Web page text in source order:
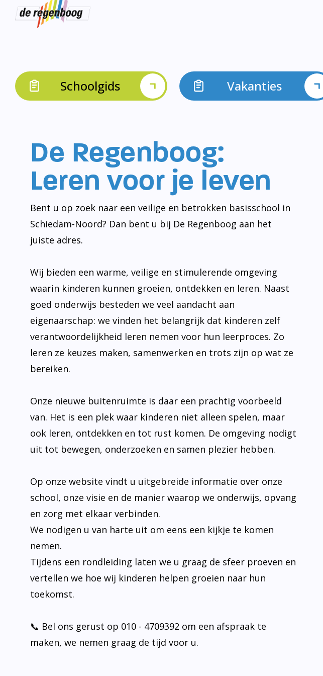
Schoolgids Vakanties
De Regenboog:
Leren voor je leven
Bent u op zoek naar een veilige en betrokken basisschool in
Schiedam-Noord? Dan bent u bij De Regenboog aan het
juiste adres.
Wij bieden een warme, veilige en stimulerende omgeving
waarin kinderen kunnen groeien, ontdekken en leren. Naast
goed onderwijs besteden we veel aandacht aan
eigenaarschap: we vinden het belangrijk dat kinderen zelf
verantwoordelijkheid leren nemen voor hun leerproces. Zo
leren ze keuzes maken, samenwerken en trots zijn op wat ze
bereiken.
Onze nieuwe buitenruimte is daar een prachtig voorbeeld
van. Het is een plek waar kinderen niet alleen spelen, maar
ook leren, ontdekken en tot rust komen. De omgeving nodigt
uit tot bewegen, onderzoeken en samen plezier hebben.
Op onze website vindt u uitgebreide informatie over onze
school, onze visie en de manier waarop we onderwijs, opvang
en zorg met elkaar verbinden.
We nodigen u van harte uit om eens een kijkje te komen
nemen.
Tijdens een rondleiding laten we u graag de sfeer proeven en
vertellen we hoe wij kinderen helpen groeien naar hun
toekomst.
📞 Bel ons gerust op 010 - 4709392 om een afspraak te
maken, we nemen graag de tijd voor u.